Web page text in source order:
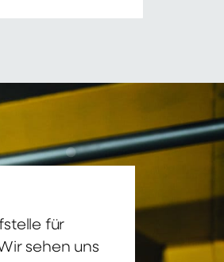
für
sehen uns